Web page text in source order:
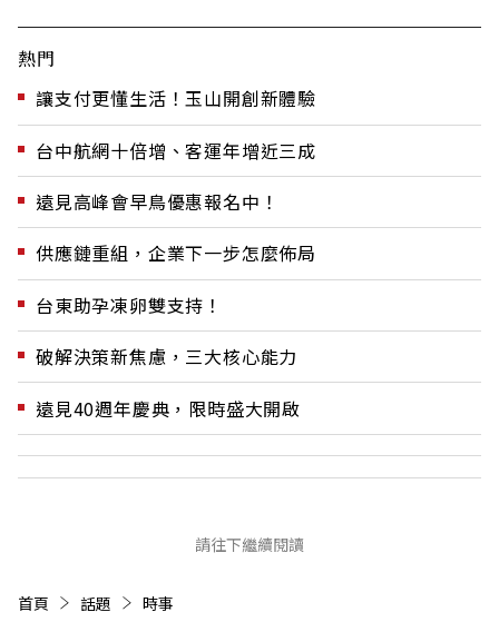
熱門
讓支付更懂生活！玉山開創新體驗
台中航網十倍增、客運年增近三成
遠見高峰會早鳥優惠報名中！
供應鏈重組，企業下一步怎麼佈局
台東助孕凍卵雙支持！
破解決策新焦慮，三大核心能力
遠見40週年慶典，限時盛大開啟
請往下繼續閱讀
首頁 話題 時事